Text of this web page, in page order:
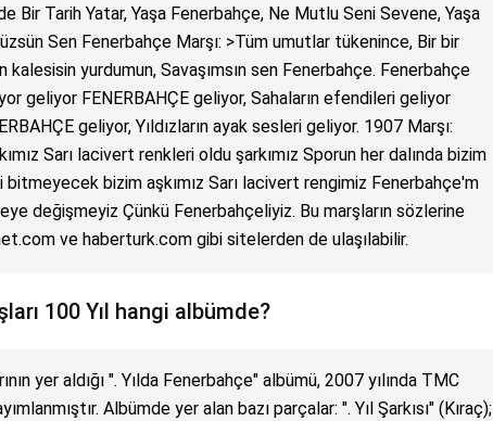
Bir Tarih Yatar, Yaşa Fenerbahçe, Ne Mutlu Seni Sevene, Yaşa
Sen Fenerbahçe Marşı: >Tüm umutlar tükenince, Bir bir
kalesisin yurdumun, Savaşımsın sen Fenerbahçe. Fenerbahçe
geliyor FENERBAHÇE geliyor, Sahaların efendileri geliyor
geliyor, Yıldızların ayak sesleri geliyor. 1907 Marşı:
Sarı lacivert renkleri oldu şarkımız Sporun her dalında bizim
bitmeyecek bizim aşkımız Sarı lacivert rengimiz Fenerbahçe'm
değişmeyiz Çünkü Fenerbahçeliyiz. Bu marşların sözlerine
ve haberturk.com gibi sitelerden de ulaşılabilir.
100 Yıl hangi albümde?
yer aldığı ". Yılda Fenerbahçe" albümü, 2007 yılında TMC
Albümde yer alan bazı parçalar: ". Yıl Şarkısı" (Kıraç);